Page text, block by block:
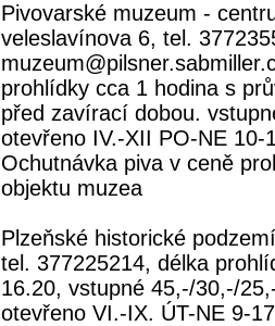
Pivovarské muzeum -
veleslavínova 6, tel.
prohlídky cca 1 hodina s
před zavírací dobou.
otevřeno IV.-XII PO-NE
Ochutnávka piva v ceně
objektu muzea
Plzeňské historické
tel. 377225214, délka
16.20, vstupné 45,-/30,-/
otevřeno VI.-IX. ÚT-NE 9-